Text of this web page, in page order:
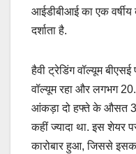
आईडीबीआई का एक वर्षीय
दर्शाता है.
हैवी ट्रेडिंग वॉल्‍यूम
वॉल्यूम रहा और लगभग
आंकड़ा दो हफ्ते के औसत
कहीं ज्‍यादा था. इस
कारोबार हुआ, जिससे